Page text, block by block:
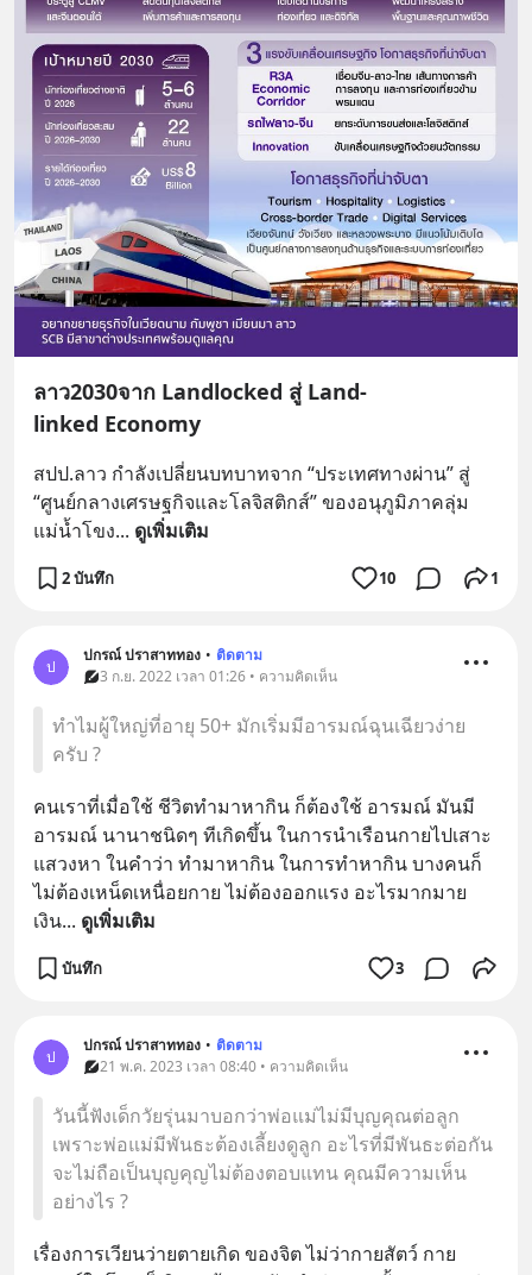
ลาว2030จาก Landlocked สู่ Land-
linked Economy
สปป.ลาว กำลังเปลี่ยนบทบาทจาก “ประเทศทางผ่าน” สู่
“ศูนย์กลางเศรษฐกิจและโลจิสติกส์” ของอนุภูมิภาคลุ่ม
แม่น้ำโขง... ดูเพิ่มเติม
2 บันทึก 10 1
ป
ปกรณ์ ปราสาททอง • ติดตาม
3 ก.ย. 2022 เวลา 01:26 • ความคิดเห็น
ทำไมผู้ใหญ่ที่อายุ 50+ มักเริ่มมีอารมณ์ฉุนเฉียวง่าย
ครับ ?
คนเราที่เมื่อใช้ ชีวิตทำมาหากิน ก็ต้องใช้ อารมณ์ มันมี
อารมณ์ นานาชนิดๆ ทีเกิดขึ้น ในการนำเรือนกายไปเสาะ
แสวงหา ในคำว่า ทำมาหากิน ในการทำหากิน บางคนก็
ไม่ต้องเหน็ดเหนื่อยกาย ไม่ต้องออกแรง อะไรมากมาย
เงิน... ดูเพิ่มเติม
บันทึก 3
ป
ปกรณ์ ปราสาททอง • ติดตาม
21 พ.ค. 2023 เวลา 08:40 • ความคิดเห็น
วันนี้ฟังเด็กวัยรุ่นมาบอกว่าพ่อแม่ไม่มีบุญคุณต่อลูก
เพราะพ่อแม่มีพันธะต้องเลี้ยงดูลูก อะไรที่มีพันธะต่อกัน
จะไม่ถือเป็นบุญคุญไม่ต้องตอบแทน คุณมีความเห็น
อย่างไร ?
เรื่องการเวียนว่ายตายเกิด ของจิต ไม่ว่ากายสัตว์ กาย